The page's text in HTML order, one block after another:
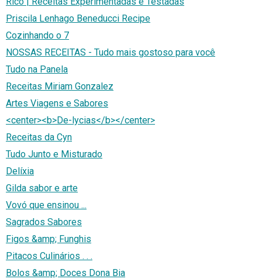
Priscila Lenhago Beneducci Recipe
Cozinhando o 7
NOSSAS RECEITAS - Tudo mais gostoso para você
Tudo na Panela
Receitas Miriam Gonzalez
Artes Viagens e Sabores
<center><b>De-lycias</b></center>
Receitas da Cyn
Tudo Junto e Misturado
Delíxia
Gilda sabor e arte
Vovó que ensinou ...
Sagrados Sabores
Figos &amp; Funghis
Pitacos Culinários . . .
Bolos &amp; Doces Dona Bia